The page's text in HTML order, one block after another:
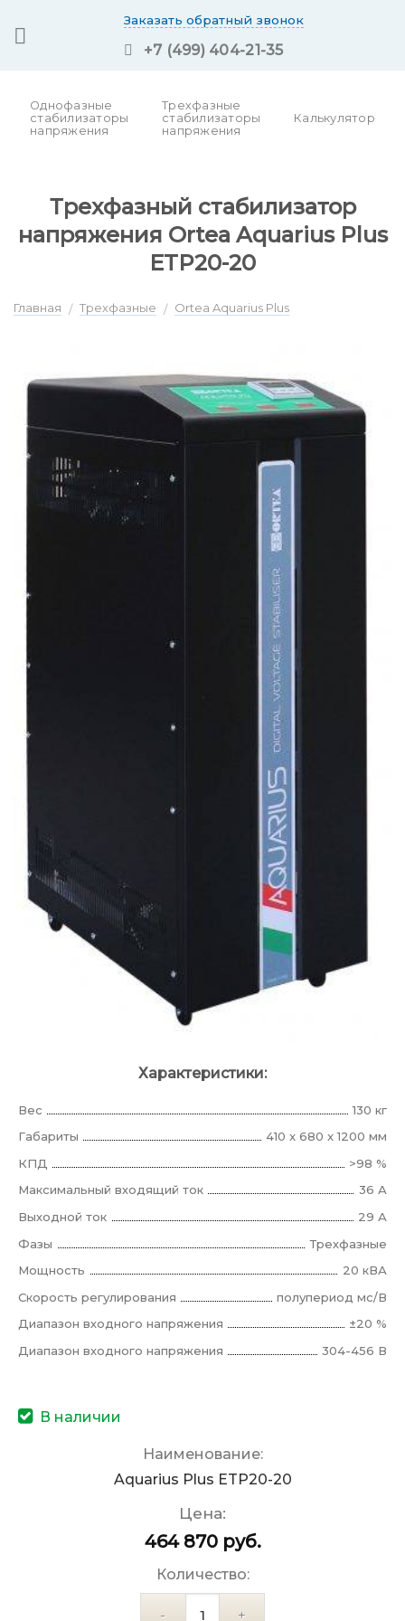
to
Заказать обратный звонок
+7 (499) 404-21-35
Однофазные
стабилизаторы
напряжения
Трехфазные
стабилизаторы
напряжения
Калькулятор
Трехфазный стабилизатор
напряжения Ortea Aquarius Plus
ETP20-20
Главная / Трехфазные / Ortea Aquarius Plus
Характеристики:
Вес
130 кг
Габариты
410 x 680 x 1200 мм
КПД
>98 %
Максимальный входящий ток
36 А
Выходной ток
29 А
Фазы
Трехфазные
Мощность
20 кВА
Скорость регулирования
полупериод мс/В
Диапазон входного напряжения
±20 %
Диапазон входного напряжения
304-456 В
В наличии
Наименование:
Aquarius Plus ETP20-20
Цена:
464 870 руб.
Количество: